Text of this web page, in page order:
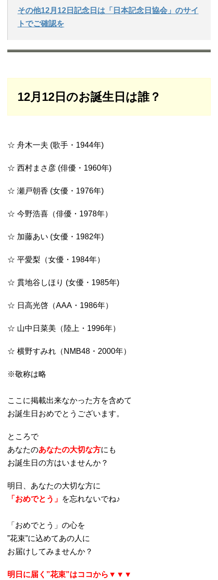
その他12月12日記念日は「日本記念日協会」のサイ
トでご確認を
12月12日のお誕生日は誰？
☆ 舟木一夫 (歌手・1944年)
☆ 西村まさ彦 (俳優・1960年)
☆ 瀬戸朝香 (女優・1976年)
☆ 今野浩喜（俳優・1978年）
☆ 加藤あい (女優・1982年)
☆ 平愛梨（女優・1984年）
☆ 貫地谷しほり (女優・1985年)
☆ 日高光啓（AAA・1986年）
☆ 山中日菜美（陸上・1996年）
☆ 横野すみれ（NMB48・2000年）
※敬称は略
ここに掲載出来なかった方を含めて
お誕生日おめでとうございます。
ところで
あなたのあなたの大切な方にも
お誕生日の方はいませんか？
明日、あなたの大切な方に
「おめでとう」 を忘れないでね♪
「おめでとう」の心を
”花束”に込めてあの人に
お届けしてみませんか？
明日に届く”花束”はココから▼▼▼